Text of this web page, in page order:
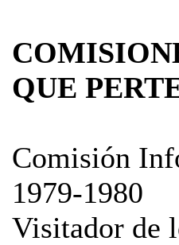
QUE
Comisión
1979-1980
Visitador de